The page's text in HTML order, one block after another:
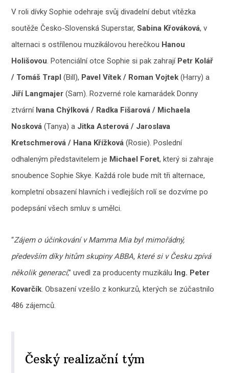
V roli dívky Sophie odehraje svůj divadelní debut vítězka
soutěže Česko-Slovenská Superstar,Sabina Křováková, v
alternaci s ostřílenou muzikálovou herečkou Hanou
Holišovou. Potenciální otce Sophie si pak zahrají Petr Kolář
/ Tomáš Trapl (Bill), Pavel Vítek / Roman Vojtek (Harry) a
Jiří Langmajer (Sam). Rozverné role kamarádek Donny
ztvárníIvana Chýlková / Radka Fišarová / Michaela
Nosková (Tanya) a Jitka Asterová / Jaroslava
Kretschmerová / Hana Křížková(Rosie). Poslední
odhaleným představitelem je Michael Foret, který si zahraje
snoubence Sophie Skye. Každá role bude mít tři alternace,
kompletní obsazení hlavních i vedlejších rolí se dozvíme po
podepsání všech smluv s umělci.
“Zájem o účinkování v Mamma Mia byl mimořádný,
především díky hitům skupiny ABBA, které si v Česku zpívá
několik generací,” uvedl za producenty muzikálu Ing. Peter
Kovarčík. Obsazení vzešlo z konkurzů, kterých se zúčastnilo
486 zájemců.
Český realizační tým